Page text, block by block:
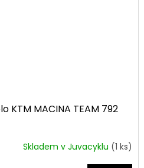
KTM MACINA TEAM 792
Skladem v Juvacyklu (1 ks)